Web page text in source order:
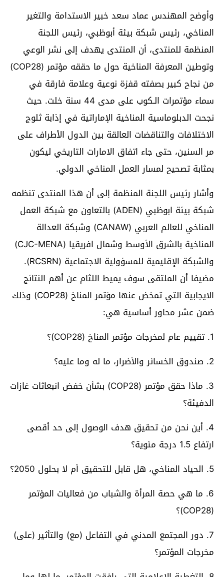
وأوضح المهندس عماد سعد خبير الاستدامة والتغير
المناخي، رئيس شبكة بيئة أبوظبي، رئيس اللجنة
المنظمة للمنتدى، أن المنتدى يهدف إلى نشر الوعي
وتوطين المعرفة المناخية حول ما حققه مؤتمر (COP28)
من نجاح كبير بصفته قفزة نوعية وعلامة فارقة في
سماء مؤتمرات الـكوب على مدى 44 سنة خلت. حيث
نجحت الدبلوماسية المناخية الإماراتية في إذابة ثلوج
الاختلافات والتناقضات العالقة بين الدول الأطراف على
مر السنين، حتى جاء اتفاق الامارات التاريخي ليكون
بمثابة تصحيح لمسار العمل المناخي الدولي.
وأشار رئيس اللجنة المنظمة إلى أن هذا المنتدى تنظمه
شبكة بيئة ابوظبي (ADEN) بالتعاون مع شبكة العمل
المناخي للعالم العربي (CANAW) وشبكة العدالة
المناخية بالشرق الأوسط وشمال افريقيا (CJC-MENA)
والشبكة الإقليمية للمسؤولية الاجتماعية (RCSRN).
مضيفا أن الملتقى سوف يميط اللثام عن أهم النتائج
الايجابية التي تمخض عنها مؤتمر المناخ (COP28) وذلك
ضمن عشر محاور أساسية هي:
1. تقييم عام لمخرجات مؤتمر المناخ (COP28)؟
2. صندوق الخسائر والأضرار، ما له وما عليه؟
3. ماذا حقق مؤتمر (COP28) بشأن خفض انبعاثات غازات
الدفيئة؟
4. أين نحن من تحقيق هدف الوصول إلى حد أقصى
ارتفاع 1.5 درجة مئوية؟
5. الحياد المناخي، هل قابل للتحقيق أم لا بحلول 2050؟
6. ما هي حصة المرأة والشباب من فعاليات المؤتمر
(COP28)؟
7. دور المجتمع المدني في التفاعل (مع) والتأثير (على)
مخرجات المؤتمر؟